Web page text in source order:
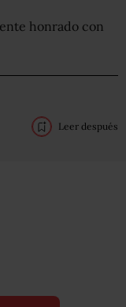
honrado con
Leer después